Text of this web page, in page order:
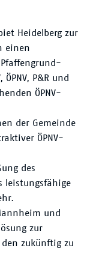
Heidelberg zur
einen
P&R und
ÖPNV-
der Gemeinde
ÖPNV-
des
leistungsfähige
und
zur
zukünftig zu